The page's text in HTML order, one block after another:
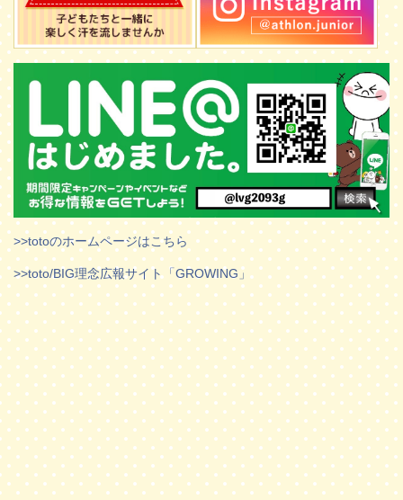
>>totoのホームページはこちら
>>toto/BIG理念広報サイト「GROWING」